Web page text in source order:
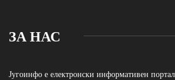
ЗА НАС
Југоинфо е електронски информативен